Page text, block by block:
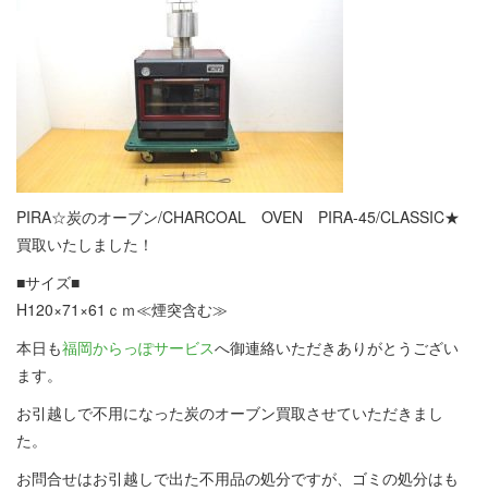
PIRA☆炭のオーブン/CHARCOAL OVEN PIRA-45/CLASSIC★
買取いたしました！
■サイズ■
H120×71×61ｃｍ≪煙突含む≫
本日も福岡からっぽサービスへ御連絡いただきありがとうござい
ます。
お引越しで不用になった炭のオーブン買取させていただきまし
た。
お問合せはお引越しで出た不用品の処分ですが、ゴミの処分はも